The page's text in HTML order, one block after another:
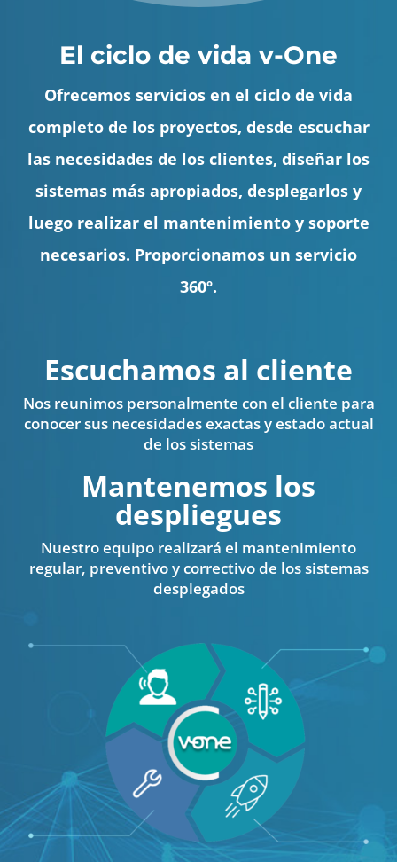
El ciclo de vida v-One
Ofrecemos servicios en el ciclo de vida
completo de los proyectos, desde escuchar
las necesidades de los clientes, diseñar los
sistemas más apropiados, desplegarlos y
luego realizar el mantenimiento y soporte
necesarios. Proporcionamos un servicio
360º.
Escuchamos al cliente
Nos reunimos personalmente con el cliente para
conocer sus necesidades exactas y estado actual
de los sistemas
Mantenemos los
despliegues
Nuestro equipo realizará el mantenimiento
regular, preventivo y correctivo de los sistemas
desplegados